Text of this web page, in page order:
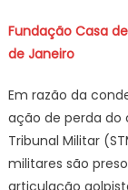
Fundação Casa
de Janeiro
Em razão da
ação de perda do
Tribunal Militar
militares são
articulação